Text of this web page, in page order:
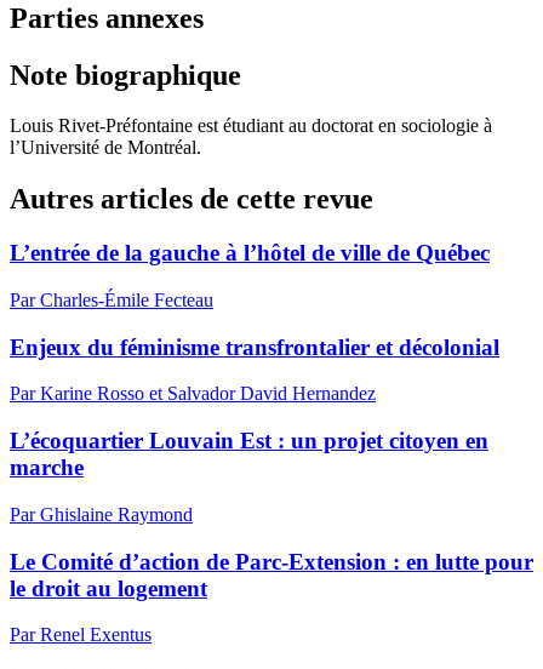
Parties annexes
Note biographique
Louis Rivet-Préfontaine est étudiant au doctorat en sociologie à
l’Université de Montréal.
Autres articles de cette revue
L’entrée de la gauche à l’hôtel de ville de Québec
Par Charles-Émile Fecteau
Enjeux du féminisme transfrontalier et décolonial
Par Karine Rosso et Salvador David Hernandez
L’écoquartier Louvain Est : un projet citoyen en
marche
Par Ghislaine Raymond
Le Comité d’action de Parc-Extension : en lutte pour
le droit au logement
Par Renel Exentus